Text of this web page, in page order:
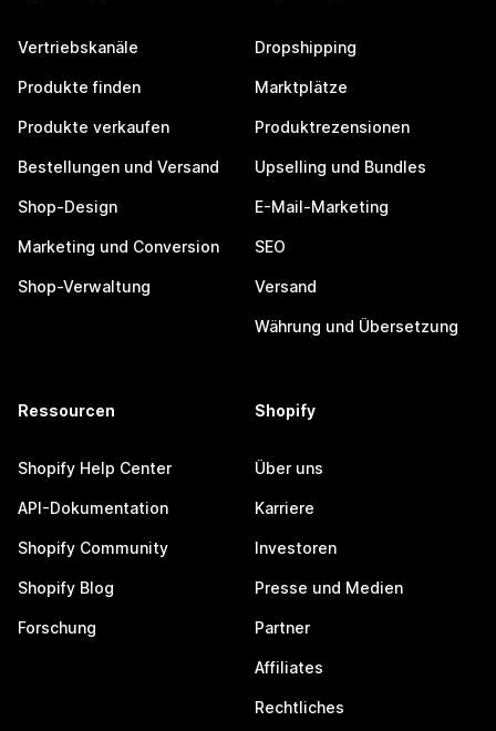
Vertriebskanäle
Produkte finden
Produkte verkaufen
Bestellungen und Versand
Shop-Design
Marketing und Conversion
Shop-Verwaltung
Dropshipping
Marktplätze
Produktrezensionen
Upselling und Bundles
E-Mail-Marketing
SEO
Versand
Währung und Übersetzung
Ressourcen
Shopify Help Center
API-Dokumentation
Shopify Community
Shopify Blog
Forschung
Shopify
Über uns
Karriere
Investoren
Presse und Medien
Partner
Affiliates
Rechtliches